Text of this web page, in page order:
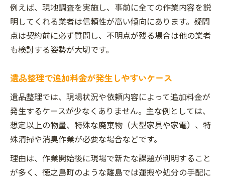
例えば、現地調査を実施し、事前に全ての作業内容を説
明してくれる業者は信頼性が高い傾向にあります。疑問
点は契約前に必ず質問し、不明点が残る場合は他の業者
も検討する姿勢が大切です。
遺品整理で追加料金が発生しやすいケース
遺品整理では、現場状況や依頼内容によって追加料金が
発生するケースが少なくありません。主な例としては、
想定以上の物量、特殊な廃棄物（大型家具や家電）、特
殊清掃や消臭作業が必要な場合などです。
理由は、作業開始後に現場で新たな課題が判明すること
が多く、徳之島町のような離島では運搬や処分の手配に